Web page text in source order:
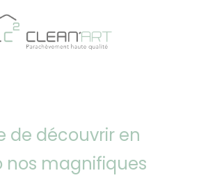
de découvrir en
nos magnifiques